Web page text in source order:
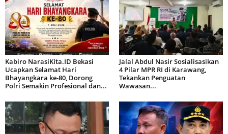
Kabiro NarasiKita.ID Bekasi
Ucapkan Selamat Hari
Bhayangkara ke-80, Dorong
Polri Semakin Profesional dan...
Jalal Abdul Nasir Sosialisasikan
4 Pilar MPR RI di Karawang,
Tekankan Penguatan
Wawasan...